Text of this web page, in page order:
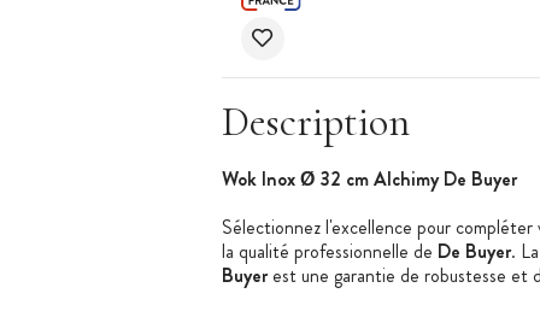
Description
Wok Inox Ø 32 cm Alchimy De Buyer
Sélectionnez l'excellence pour
la qualité professionnelle de De Buyer.
Buyerest une garantie de robustesse et